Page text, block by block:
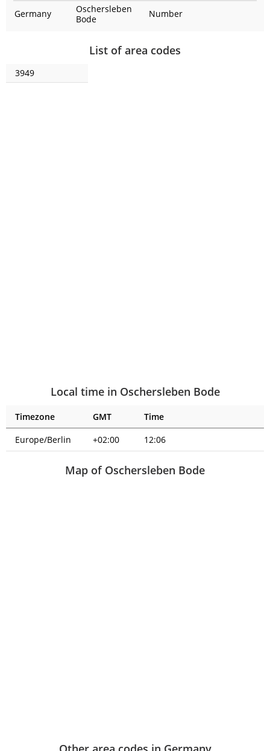
Germany
Oschersleben
Bode
Number
List of area codes
3949
Local time in Oschersleben Bode
Timezone GMT
Time
Europe/Berlin
+02:00 12:06
Map of Oschersleben Bode